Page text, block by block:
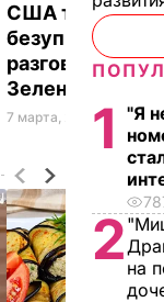
США так же
безупречна,
разговор с
Зеленским
7 марта, 20.53МИР
1
"Я
2 на